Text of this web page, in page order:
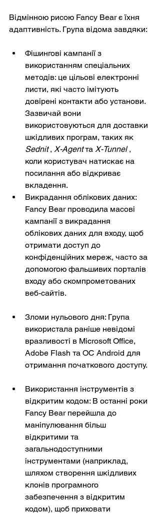
Відмінною рисою Fancy Bear є їхня
адаптивність. Група відома завдяки:
Фішингові кампанії з
використанням спеціальних
методів: це цільові електронні
листи, які часто імітують
довірені контакти або установи.
Зазвичай вони
використовуються для доставки
шкідливих програм, таких як
Sednit , X-Agent та X-Tunnel ,
коли користувач натискає на
посилання або відкриває
вкладення.
Викрадання облікових даних:
Fancy Bear проводила масові
кампанії з викрадання
облікових даних для входу, щоб
отримати доступ до
конфіденційних мереж, часто за
допомогою фальшивих порталів
входу або скомпрометованих
веб-сайтів.
Зломи нульового дня: Група
використала раніше невідомі
вразливості в Microsoft Office,
Adobe Flash та ОС Android для
отримання початкового доступу.
Використання інструментів з
відкритим кодом: В останні роки
Fancy Bear перейшла до
маніпулювання більш
відкритими та
загальнодоступними
інструментами (наприклад,
шляхом створення шкідливих
клонів програмного
забезпечення з відкритим
кодом), щоб приховати